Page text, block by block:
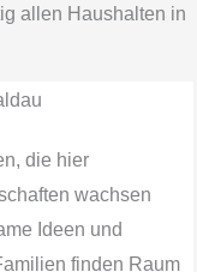
die hier
wachsen
Ideen und
finden Raum
allen Haushalten in
– etwa
oder
zu Ihrem